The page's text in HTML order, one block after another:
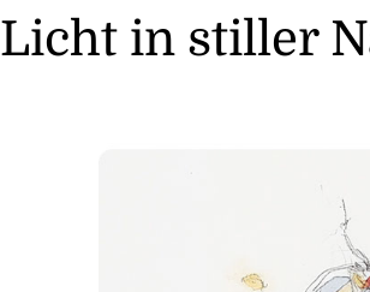
Licht in stiller